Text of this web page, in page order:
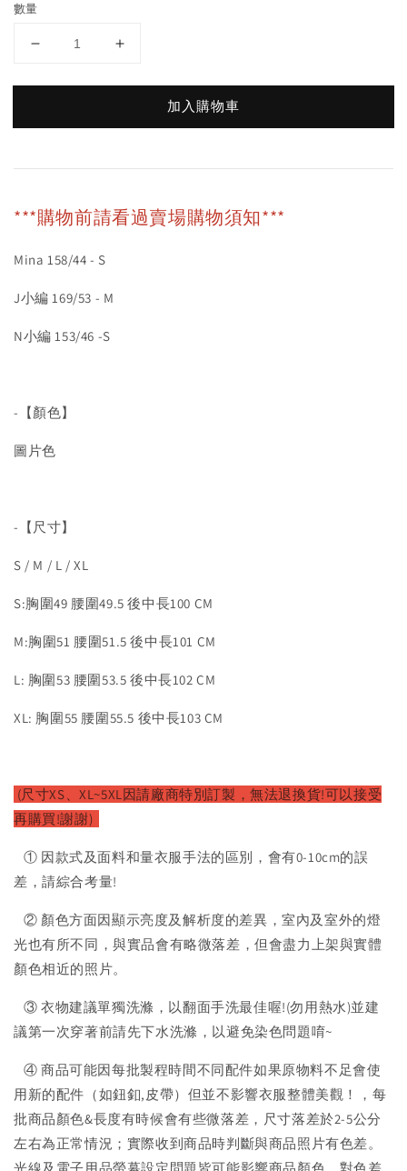
數量
加入購物車
***購物前請看過賣場購物須知***
Mina 158/44 - S
J小編 169/53 - M
N小編 153/46 -S
-【顏色】
圖片色
-【尺寸】
S / M / L / XL
S:胸圍49 腰圍49.5 後中長100 CM
M:胸圍51 腰圍51.5 後中長101 CM
L: 胸圍53 腰圍53.5 後中長102 CM
XL: 胸圍55 腰圍55.5 後中長103 CM
(尺寸XS、XL~5XL因請廠商特別訂製，無法退換貨!可以接受
再購買!謝謝)
① 因款式及面料和量衣服手法的區別，會有0-10cm的誤
差，請綜合考量!
② 顏色方面因顯示亮度及解析度的差異，室內及室外的燈
光也有所不同，與實品會有略微落差，但會盡力上架與實體
顏色相近的照片。
③ 衣物建議單獨洗滌，以翻面手洗最佳喔!(勿用熱水)並建
議第一次穿著前請先下水洗滌，以避免染色問題唷~
④ 商品可能因每批製程時間不同配件如果原物料不足會使
用新的配件（如鈕釦,皮帶）但並不影響衣服整體美觀！，每
批商品顏色&長度有時候會有些微落差，尺寸落差於2-5公分
左右為正常情況；實際收到商品時判斷與商品照片有色差。